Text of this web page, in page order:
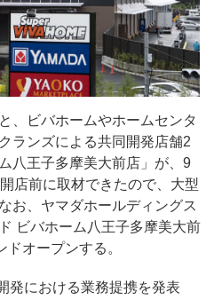
、ビバホームやホームセンタ
ランズによる共同開発店舗2
八王子多摩美大前店」が、9
店前に取材できたので、大型
お、ヤマダホールディングス
ビバホーム八王子多摩美大前
オープンする。
発における業務提携を発表